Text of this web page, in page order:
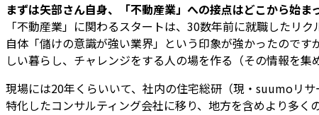
――まずは矢部さん自身、「不動産業」への接点はどこから始ま
「不動産業」に関わるスタートは、30数年前に就職したリ
自体「儲けの意識が強い業界」という印象が強かったので
しい暮らし、チャレンジをする人の場を作る（その情報を
現場には20年くらいいて、社内の住宅総研（現・suumoリ
特化したコンサルティング会社に移り、地方を含めより多く